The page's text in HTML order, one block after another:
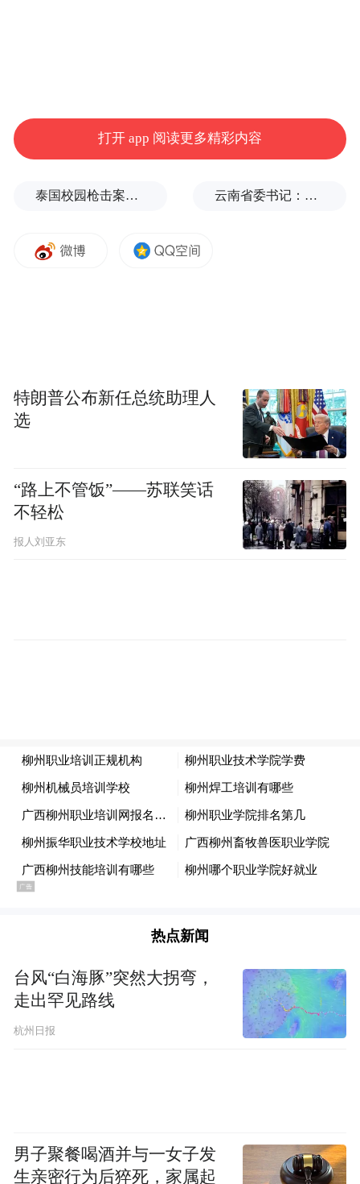
及地上匝道相继建成通车，还充分挖掘利用
地下空间，建设地下停车场。
青岛市住房和城乡建设局纵深推进市政道路
节点立体、主干完善、次支贯通”的市政路网
基本形成。
“特别声明：以上作品内容(包括在内的视频、图片或音
频)为凤凰网旗下自媒体平台“大风号”用户上传并发
布，本平台仅提供信息存储空间服务。
Notice: The content above (including the videos,
pictures and audios if any) is uploaded and posted
by the user of Dafeng Hao, which is a social media
打开 app 阅读更多精彩内容
泰国校园枪击案致多人伤亡，14岁枪手的父亲道歉 云南省委书记：旅游业是云南省最应该抓，也必须抓好的产业
特朗普公布新任总统助理人
选
“路上不管饭”——苏联笑话
不轻松
报人刘亚东
热点新闻
台风“白海豚”突然大拐弯，
走出罕见路线
杭州日报
男子聚餐喝酒并与一女子发
生亲密行为后猝死，家属起